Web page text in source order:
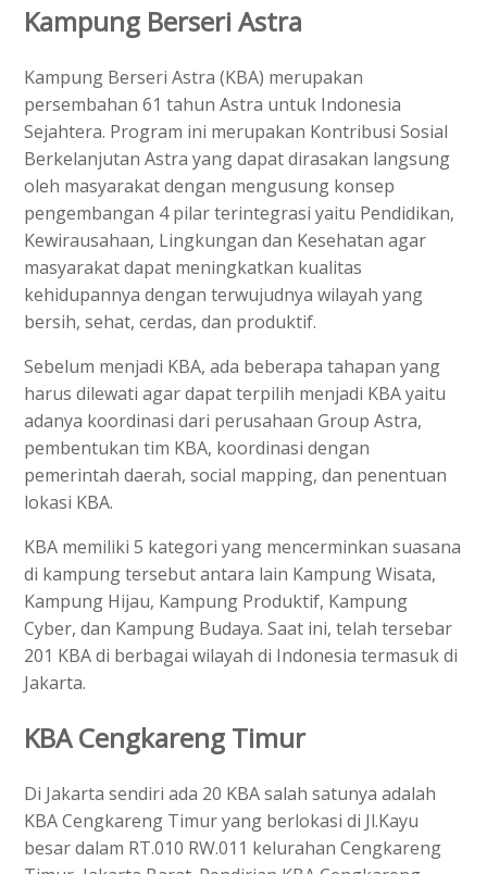
Kampung Berseri Astra
Kampung Berseri Astra (KBA) merupakan
persembahan 61 tahun Astra untuk Indonesia
Sejahtera. Program ini merupakan Kontribusi Sosial
Berkelanjutan Astra yang dapat dirasakan langsung
oleh masyarakat dengan mengusung konsep
pengembangan 4 pilar terintegrasi yaitu Pendidikan,
Kewirausahaan, Lingkungan dan Kesehatan agar
masyarakat dapat meningkatkan kualitas
kehidupannya dengan terwujudnya wilayah yang
bersih, sehat, cerdas, dan produktif.
Sebelum menjadi KBA, ada beberapa tahapan yang
harus dilewati agar dapat terpilih menjadi KBA yaitu
adanya koordinasi dari perusahaan Group Astra,
pembentukan tim KBA, koordinasi dengan
pemerintah daerah, social mapping, dan penentuan
lokasi KBA.
KBA memiliki 5 kategori yang mencerminkan suasana
di kampung tersebut antara lain Kampung Wisata,
Kampung Hijau, Kampung Produktif, Kampung
Cyber, dan Kampung Budaya. Saat ini, telah tersebar
201 KBA di berbagai wilayah di Indonesia termasuk di
Jakarta.
KBA Cengkareng Timur
Di Jakarta sendiri ada 20 KBA salah satunya adalah
KBA Cengkareng Timur yang berlokasi di Jl.Kayu
besar dalam RT.010 RW.011 kelurahan Cengkareng